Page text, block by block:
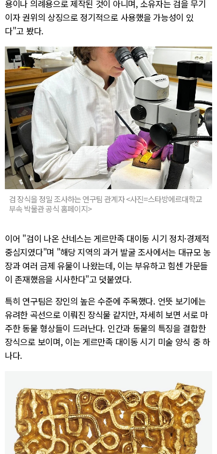
용이나 의례용으로 제작된 것이 아니며, 소유자는 검을 무기
이자 권위의 상징으로 정기적으로 사용했을 가능성이 있
다"고 봤다.
검 장식을 정밀 조사하는 연구팀 관계자 <사진=스타방에르대학교
부속 박물관 공식 홈페이지>
이어 "검이 나온 산네스는 게르만족 대이동 시기 정치·경제적
중심지였다"며 "해당 지역의 과거 발굴 조사에서는 대규모 농
장과 여러 금제 유물이 나왔는데, 이는 부유하고 힘센 가문들
이 존재했음을 시사한다"고 덧붙였다.
특히 연구팀은 장인의 높은 수준에 주목했다. 언뜻 보기에는
유려한 곡선으로 이뤄진 장식물 같지만, 자세히 보면 서로 마
주한 동물 형상들이 드러난다. 인간과 동물의 특징을 결합한
장식으로 보이며, 이는 게르만족 대이동 시기 미술 양식 중 하
나다.